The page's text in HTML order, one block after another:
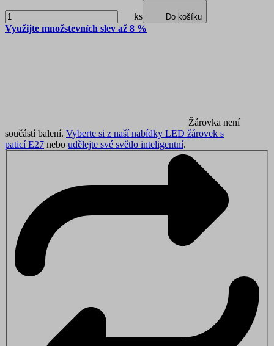
ks Do košíku
Využijte množstevních slev až 8 %
Žárovka není
součástí balení. Vyberte si z naší nabídky LED žárovek s
paticí E27 nebo udělejte své světlo inteligentní.